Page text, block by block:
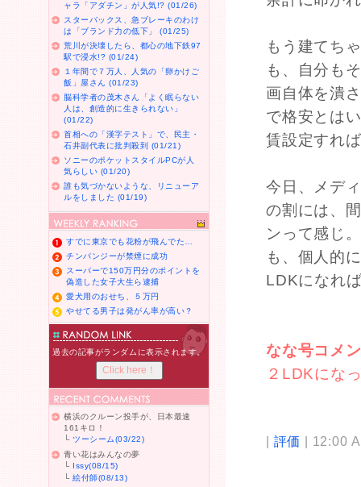
もう建てち
も、自分も
画自体を潰
で格安とは
賃設定すれ
今日、メデ
の割には、
ンって感じ
も、個人的
LDKになれ
なな号コ
２LDKにな
| 評価 | 12:00
ャラ「アダチン」が人気!? (01/26)
スターバックス、急ブレーキのわけ
は「ブランド力の低下」 (01/25)
荒川が決壊したら、都心の地下鉄97
駅で浸水!? (01/24)
１年間で７万人、人気の「卵かけご
飯」屋さん (01/23)
脳科学者の茂木さん「よく眠らない
人は、創造的に生きられない」
(01/22)
首相への「漢字テスト」で、民主・
石井副代表に批判殺到 (01/21)
ソニーのポケットスタイルPCが人
気らしい (01/20)
誰も気づかないような、リニューア
ルをしました (01/19)
すでに東京でも花粉が飛んでた…
チンパンジーが禁煙に成功
スーパーで150万円分のポイントを
偽造した女子大生ら逮捕
愛犬用のおせち、５万円
やせてる男子は発がん率が高い？
過去の記事がランダムに表示されます。
横浜のクルーン投手が、日本最速
161キロ！
└ツーシーム(03/22)
青い花はみんなの夢
└ Issy(08/15)
└絵付師(08/13)